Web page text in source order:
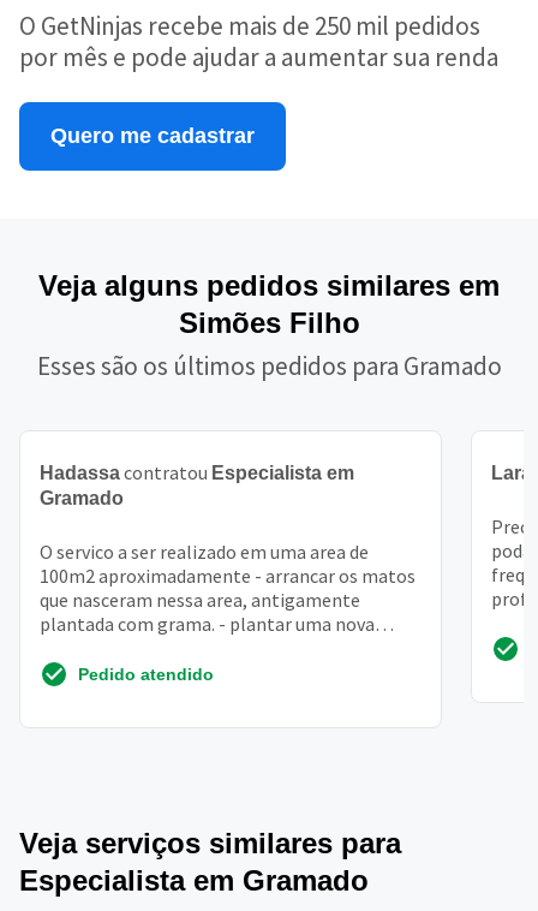
O GetNinjas recebe mais de 250 mil pedidos
por mês e pode ajudar a aumentar sua renda
Quero me cadastrar
Veja alguns pedidos similares em
Simões Filho
Esses são os últimos pedidos para Gramado
Hadassacontratou Especialista em
Gramado
O servico a ser realizado em uma area de
100m2 aproximadamente - arrancar os matos
que nasceram nessa area, antigamente
plantada com grama. - plantar uma nova
Pedido atendido
Lara
Veja serviços similares para
Especialista em Gramado